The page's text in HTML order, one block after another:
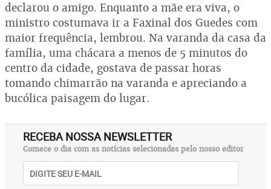
declarou o amigo. Enquanto a mãe era viva, o
ministro costumava ir a Faxinal dos Guedes com
maior frequência, lembrou. Na varanda da casa da
família, uma chácara a menos de 5 minutos do
centro da cidade, gostava de passar horas
tomando chimarrão na varanda e apreciando a
bucólica paisagem do lugar.
RECEBA NOSSA NEWSLETTER
Comece o dia com as notícias selecionadas pelo nosso editor